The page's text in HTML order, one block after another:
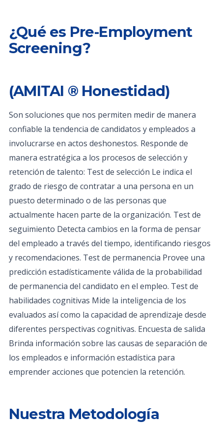
¿Qué es Pre-Employment
Screening?
(AMITAI ® Honestidad)
Son soluciones que nos permiten medir de manera
confiable la tendencia de candidatos y empleados a
involucrarse en actos deshonestos. Responde de
manera estratégica a los procesos de selección y
retención de talento: Test de selección Le indica el
grado de riesgo de contratar a una persona en un
puesto determinado o de las personas que
actualmente hacen parte de la organización. Test de
seguimiento Detecta cambios en la forma de pensar
del empleado a través del tiempo, identificando riesgos
y recomendaciones. Test de permanencia Provee una
predicción estadísticamente válida de la probabilidad
de permanencia del candidato en el empleo. Test de
habilidades cognitivas Mide la inteligencia de los
evaluados así como la capacidad de aprendizaje desde
diferentes perspectivas cognitivas. Encuesta de salida
Brinda información sobre las causas de separación de
los empleados e información estadística para
emprender acciones que potencien la retención.
Nuestra Metodología